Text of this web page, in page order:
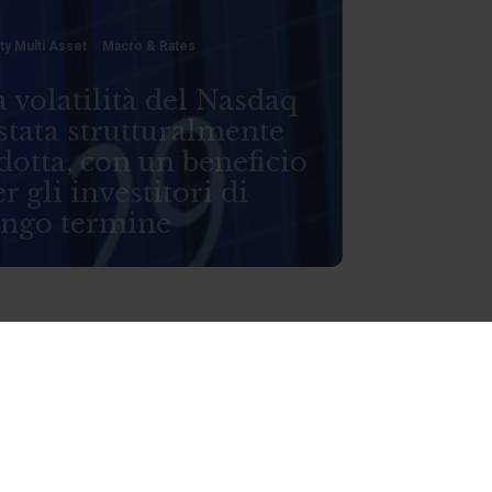
Multi Asset Macro & Rates
volatilità del Nasdaq
strutturalmente
con un beneficio
gli investitori di
termine